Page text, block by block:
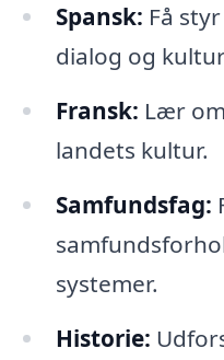
Spansk: Få
dialog og
Fransk: Lær
landets kultur.
Samfundsfag:
systemer.
Historie: